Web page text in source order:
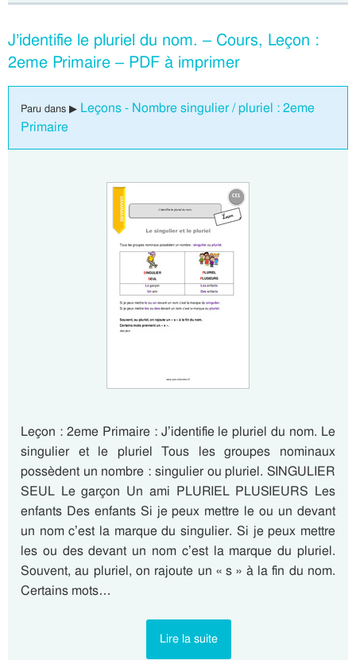
J’identifie le pluriel du nom. – Cours, Leçon :
2eme Primaire – PDF à imprimer
Paru dans ▶ Leçons - Nombre singulier / pluriel : 2eme
Primaire
Leçon : 2eme Primaire : J’identifie le pluriel du nom. Le
singulier et le pluriel Tous les groupes nominaux
possèdent un nombre : singulier ou pluriel. SINGULIER
SEUL Le garçon Un ami PLURIEL PLUSIEURS Les
enfants Des enfants Si je peux mettre le ou un devant
un nom c’est la marque du singulier. Si je peux mettre
les ou des devant un nom c’est la marque du pluriel.
Souvent, au pluriel, on rajoute un « s » à la fin du nom.
Certains mots…
Lire la suite